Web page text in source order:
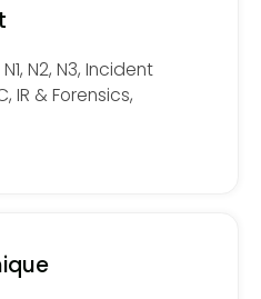
N2, N3, Incident
IR & Forensics,